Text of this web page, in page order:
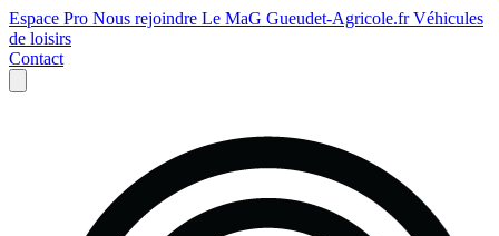
Espace Pro Nous rejoindre Le MaG Gueudet-Agricole.frVéhicules
de loisirs
Contact